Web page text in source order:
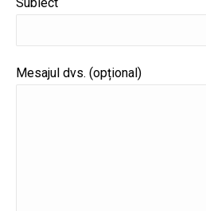
Mesajul dvs. (opțional)